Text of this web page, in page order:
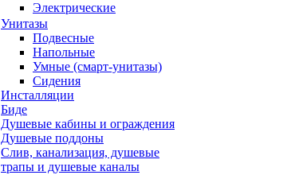
ㅤЭлектрические
Унитазы
Подвесные
Напольные
Умные (смарт-унитазы)
Сидения
Инсталляции
Биде
Душевые кабины и ограждения
Душевые поддоны
Слив, канализация, душевые
трапы и душевые каналы